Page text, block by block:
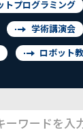
トプログラミング
学術講演会
ロボット